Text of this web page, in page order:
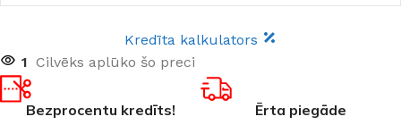
Kredīta kalkulators
1 Cilvēks aplūko šo preci
Bezprocentu kredīts! Ērta piegāde